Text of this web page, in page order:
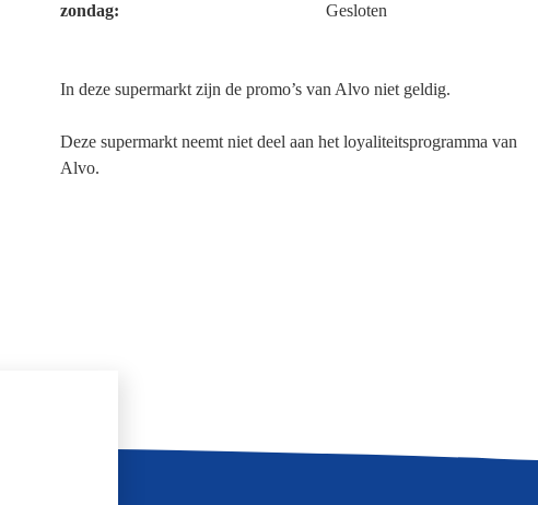
zondag:
Gesloten
In deze supermarkt zijn de promo’s van Alvo niet geldig.
Deze supermarkt neemt niet deel aan het loyaliteitsprogramma van
Alvo.